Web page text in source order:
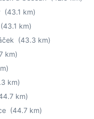
(43.1 km)
(43.1 km)
(43.3 km)
km)
km)
km)
(44.7 km)